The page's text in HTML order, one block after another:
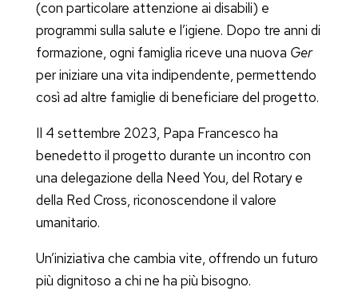
(con particolare attenzione ai disabili) e
programmi sulla salute e l’igiene. Dopo tre anni di
formazione, ogni famiglia riceve una nuova Ger
per iniziare una vita indipendente, permettendo
così ad altre famiglie di beneficiare del progetto.
Il 4 settembre 2023, Papa Francesco ha
benedetto il progetto durante un incontro con
una delegazione della Need You, del Rotary e
della Red Cross, riconoscendone il valore
umanitario.
Un’iniziativa che cambia vite, offrendo un futuro
più dignitoso a chi ne ha più bisogno.